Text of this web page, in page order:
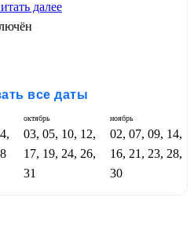
далее
все даты
октябрь
03, 05, 10, 12,
17, 19, 24, 26,
31
ноябрь
02, 07, 09, 14,
16, 21, 23, 28,
30